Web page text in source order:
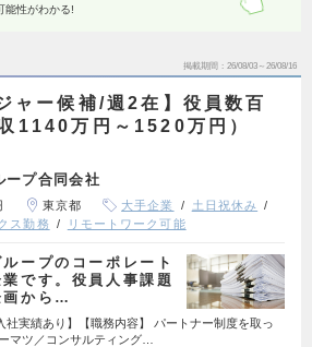
能性がわかる!
掲載期間 26/08/03～26/08/16
ャー候補/週2在】役員数百
1140万円～1520万円）
ープ合同会社
東京都 大手企業
土日祝休み
ス勤務 リモートワーク可能
ープのコーポレート
です。役員人事課題
画から…
社実績あり】【職務内容】 パートナー制度を取っ
マツ／コンサルティング…